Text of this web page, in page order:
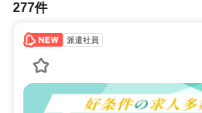
277件
派遣社員